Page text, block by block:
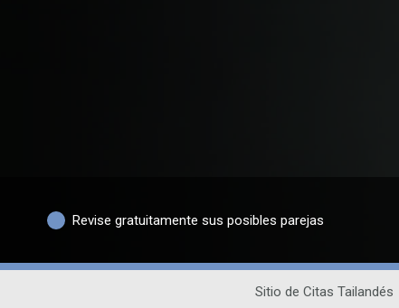
Revise gratuitamente sus posibles parejas
Sitio de Citas Tailandés